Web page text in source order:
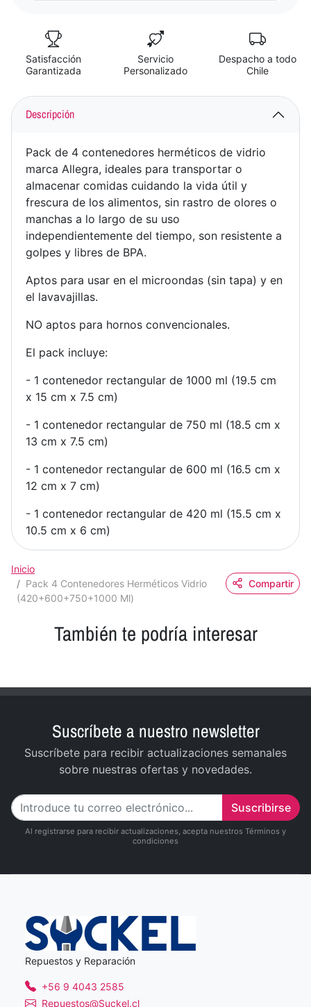
Satisfacción
Garantizada
Servicio
Personalizado
Despacho a todo
Chile
Descripción
Pack de 4 contenedores herméticos de vidrio
marca Allegra, ideales para transportar o
almacenar comidas cuidando la vida útil y
frescura de los alimentos, sin rastro de olores o
manchas a lo largo de su uso
independientemente del tiempo, son resistente a
golpes y libres de BPA.
Aptos para usar en el microondas (sin tapa) y en
el lavavajillas.
NO aptos para hornos convencionales.
El pack incluye:
- 1 contenedor rectangular de 1000 ml (19.5 cm
x 15 cm x 7.5 cm)
- 1 contenedor rectangular de 750 ml (18.5 cm x
13 cm x 7.5 cm)
- 1 contenedor rectangular de 600 ml (16.5 cm x
12 cm x 7 cm)
- 1 contenedor rectangular de 420 ml (15.5 cm x
10.5 cm x 6 cm)
Inicio
Pack 4 Contenedores Herméticos Vidrio
(420+600+750+1000 Ml)
Compartir
También te podría interesar
Suscríbete a nuestro newsletter
Suscríbete para recibir actualizaciones semanales
sobre nuestras ofertas y novedades.
Suscribirse
Al registrarse para recibir actualizaciones, acepta nuestros Términos y
condiciones
Repuestos y Reparación
+56 9 4043 2585
Repuestos@Suckel.cl